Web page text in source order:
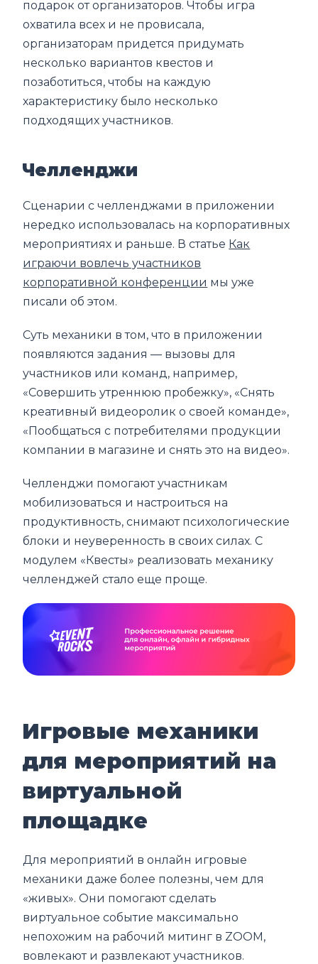
подарок от организаторов. Чтобы игра
охватила всех и не провисала,
организаторам придется придумать
несколько вариантов квестов и
позаботиться, чтобы на каждую
характеристику было несколько
подходящих участников.
Челленджи
Сценарии с челленджами в приложении
нередко использовалась на корпоративных
мероприятиях и раньше. В статье Как
играючи вовлечь участников
корпоративной конференции мы уже
писали об этом.
Суть механики в том, что в приложении
появляются задания — вызовы для
участников или команд, например,
«Совершить утреннюю пробежку», «Снять
креативный видеоролик о своей команде»,
«Пообщаться с потребителями продукции
компании в магазине и снять это на видео».
Челленджи помогают участникам
мобилизоваться и настроиться на
продуктивность, снимают психологические
блоки и неуверенность в своих силах. С
модулем «Квесты» реализовать механику
челленджей стало еще проще.
Игровые механики
для мероприятий на
виртуальной
площадке
Для мероприятий в онлайн игровые
механики даже более полезны, чем для
«живых». Они помогают сделать
виртуальное событие максимально
непохожим на рабочий митинг в ZOOM,
вовлекают и развлекают участников.